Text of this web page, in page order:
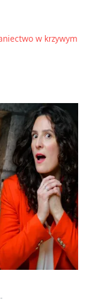
bez teologicznych
w krzywym